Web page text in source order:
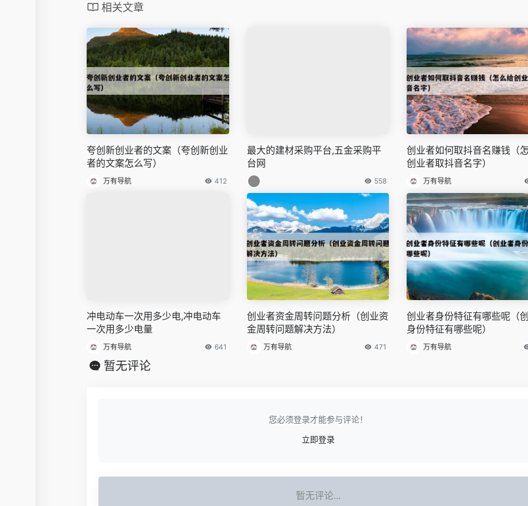
相关文章
夸创新创业者的文案（夸创新创业
者的文案怎么写）
万有导航 412
最大的建材采购平台,五金采购平
台网
558
创业者如何取抖音名赚钱（
创业者取抖音名字）
万有导航
冲电动车一次用多少电,冲电动车
一次用多少电量
万有导航 641
创业者资金周转问题分析（创业资
金周转问题解决方法）
万有导航 471
创业者身份特征有哪些呢（
身份特征有哪些呢）
万有导航
暂无评论
您必须登录才能参与评论！
立即登录
暂无评论...